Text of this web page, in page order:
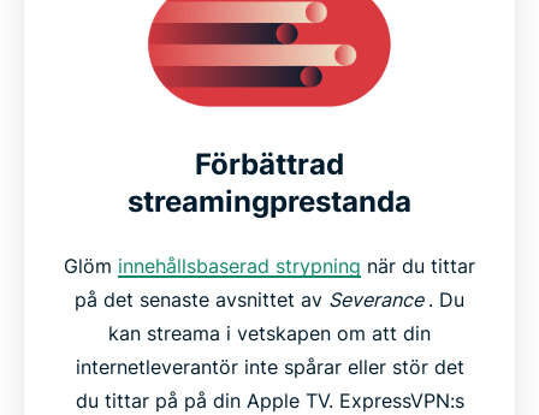
Förbättrad
streamingprestanda
Glöm innehållsbaserad strypning när du tittar
på det senaste avsnittet av Severance . Du
kan streama i vetskapen om att din
internetleverantör inte spårar eller stör det
du tittar på på din Apple TV. ExpressVPN:s